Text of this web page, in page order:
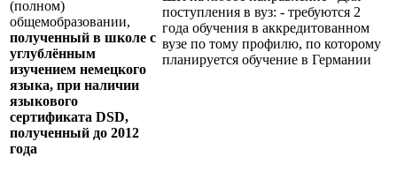
поступления в вуз: - требуются 2
года обучения в аккредитованном
вузе по тому профилю, по которому
планируется обучение в Германии
(полном)
общемобразовании,
полученный в школе с
углублённым
изучением немецкого
языка, при наличии
языкового
сертификата DSD,
полученный до 2012
года